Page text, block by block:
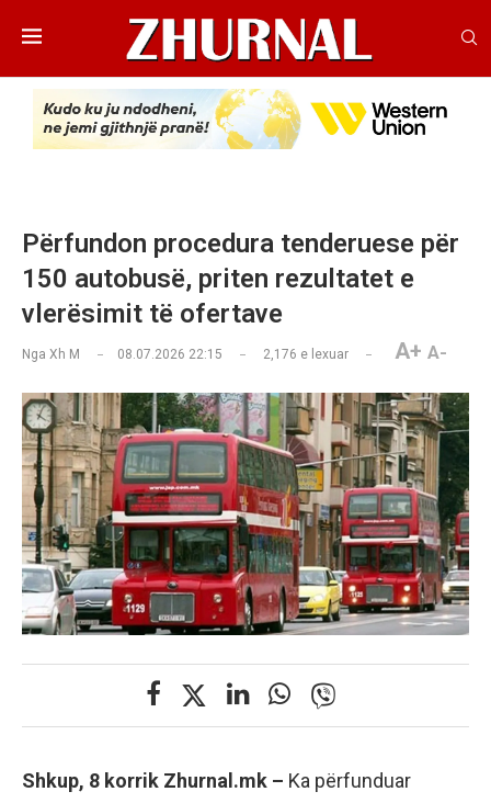
Përfundon procedura tenderuese për
150 autobusë, priten rezultatet e
vlerësimit të ofertave
Nga Xh M 08.07.2026 22:15 2,176 e lexuar A+ A-
Shkup, 8 korrik Zhurnal.mk – Ka përfunduar